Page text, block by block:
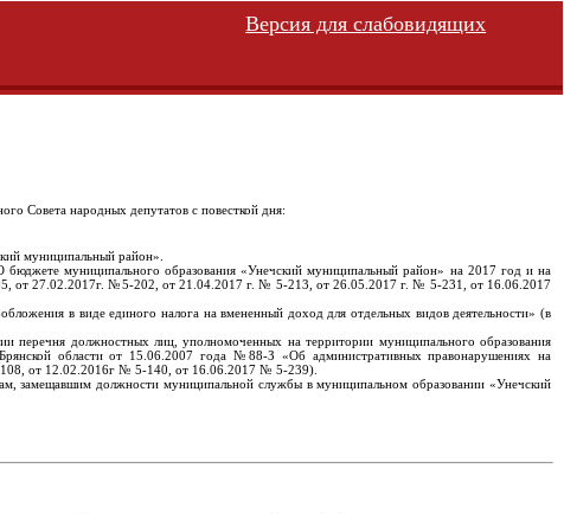
Версия для слабовидящих
Совета народных депутатов с повесткой дня:
муниципальный район».
муниципального образования «Унечский муниципальный район» на 2017 год и на
от 27.02.2017г. №5-202, от 21.04.2017 г. № 5-213, от 26.05.2017 г. № 5-231, от 16.06.2017
в виде единого налога на вмененный доход для отдельных видов деятельности» (в
должностных лиц, уполномоченных на территории муниципального образования
области от 15.06.2007 года №88-З «Об административных правонарушениях на
108, от 12.02.2016г № 5-140, от 16.06.2017 № 5-239).
замещавшим должности муниципальной службы в муниципальном образовании «Унечский